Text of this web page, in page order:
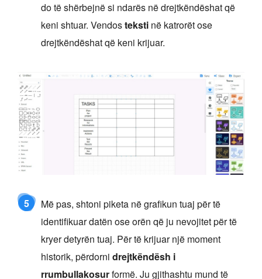
do të shërbejnë si ndarës në drejtkëndëshat që
keni shtuar. Vendosteksti në katrorët ose
drejtkëndëshat që keni krijuar.
5
Më pas, shtoni piketa në grafikun tuaj për të
identifikuar datën ose orën që ju nevojitet për të
kryer detyrën tuaj. Për të krijuar një moment
historik, përdorni drejtkëndësh i
rrumbullakosurformë. Ju gjithashtu mund të